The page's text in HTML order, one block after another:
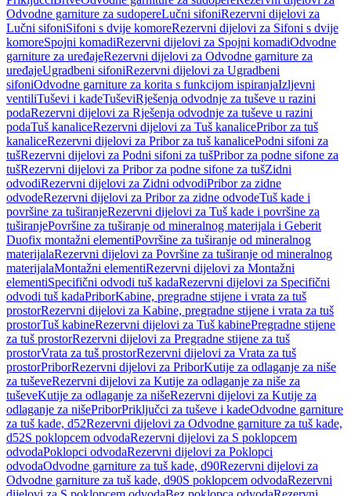
Odvodne garniture za sudopereLučni sifoniRezervni dijelovi za
Lučni sifoniSifoni s dvije komoreRezervni dijelovi za Sifoni s dvije
komoreSpojni komadiRezervni dijelovi za Spojni komadiOdvodne
garniture za uređajeRezervni dijelovi za Odvodne garniture za
uređajeUgradbeni sifoniRezervni dijelovi za Ugradbeni
sifoniOdvodne garniture za korita s funkcijom ispiranjaIzljevni
ventiliTuševi i kadeTuševiRješenja odvodnje za tuševe u razini
podaRezervni dijelovi za Rješenja odvodnje za tuševe u razini
podaTuš kanaliceRezervni dijelovi za Tuš kanalicePribor za tuš
kanaliceRezervni dijelovi za Pribor za tuš kanalicePodni sifoni za
tušRezervni dijelovi za Podni sifoni za tušPribor za podne sifone za
tušRezervni dijelovi za Pribor za podne sifone za tušZidni
odvodiRezervni dijelovi za Zidni odvodiPribor za zidne
odvodeRezervni dijelovi za Pribor za zidne odvodeTuš kade i
površine za tuširanjeRezervni dijelovi za Tuš kade i površine za
tuširanjePovršine za tuširanje od mineralnog materijala i Geberit
Duofix montažni elementiPovršine za tuširanje od mineralnog
materijalaRezervni dijelovi za Površine za tuširanje od mineralnog
materijalaMontažni elementiRezervni dijelovi za Montažni
elementiSpecifični odvodi tuš kadaRezervni dijelovi za Specifični
odvodi tuš kadaPriborKabine, pregradne stijene i vrata za tuš
prostorRezervni dijelovi za Kabine, pregradne stijene i vrata za tuš
prostorTuš kabineRezervni dijelovi za Tuš kabinePregradne stijene
za tuš prostorRezervni dijelovi za Pregradne stijene za tuš
prostorVrata za tuš prostorRezervni dijelovi za Vrata za tuš
prostorPriborRezervni dijelovi za PriborKutije za odlaganje za niše
za tuševeRezervni dijelovi za Kutije za odlaganje za niše za
tuševeKutije za odlaganje za nišeRezervni dijelovi za Kutije za
odlaganje za nišePriborPriključci za tuševe i kadeOdvodne garniture
za tuš kade, d52Rezervni dijelovi za Odvodne garniture za tuš kade,
d52S poklopcem odvodaRezervni dijelovi za S poklopcem
odvodaPoklopci odvodaRezervni dijelovi za Poklopci
odvodaOdvodne garniture za tuš kade, d90Rezervni dijelovi za
Odvodne garniture za tuš kade, d90S poklopcem odvodaRezervni